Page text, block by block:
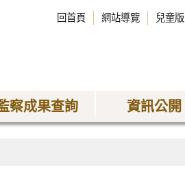
回首頁 網站導覽 兒童版
察成果查詢 資訊公開